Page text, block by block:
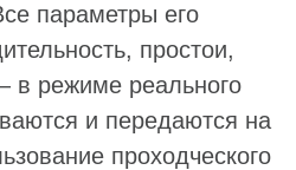
параметры его
простои,
в режиме реального
и передаются на
проходческого